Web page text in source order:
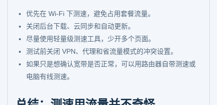
优先在 Wi-Fi 下测速，避免占用套餐流量。
关闭后台下载、云同步和自动更新。
尽量使用轻量级测速工具，少开多个页面。
测试前关闭 VPN、代理和省流量模式的冲突设置。
如果只是想确认宽带是否正常，可以用路由器自带测速或
电脑有线测速。